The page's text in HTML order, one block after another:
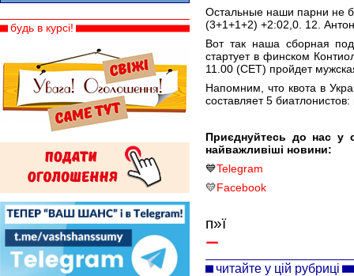
Остальные наши парни не
(3+1+1+2) +2:02,0. 12.
Вот так наша сборная
стартует в финском
11.00 (CET) пройдет
Напомним, что квота в
составляет 5
Приєднуйтесь до нас у
найважливіші новини:
💙Telegram
💛Facebook
п»ї
читайте у цій рубриці
будь в курсі!